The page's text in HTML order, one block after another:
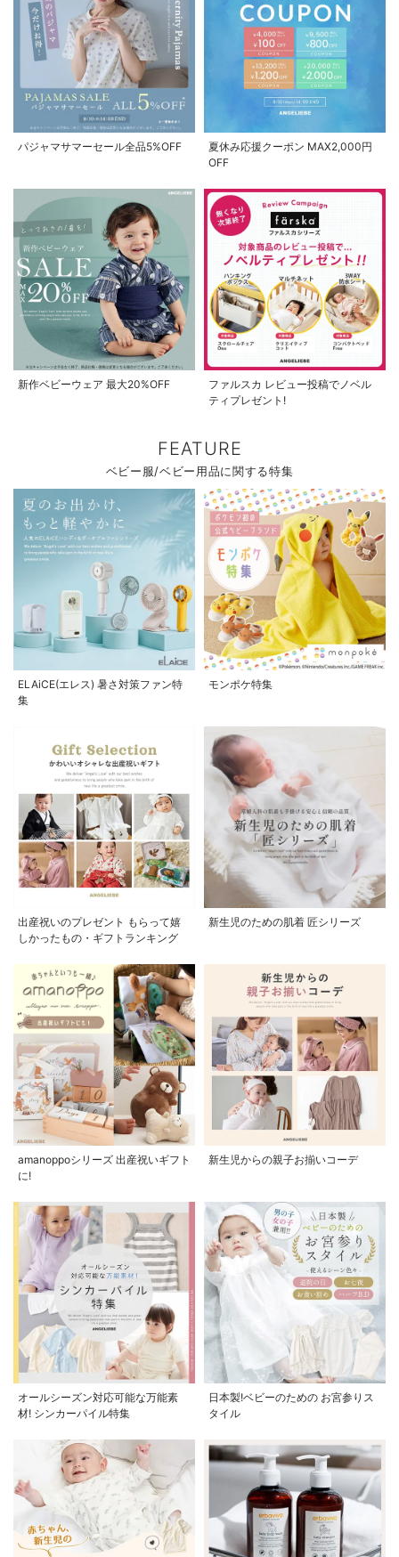
パジャマサマーセール全品5%OFF
夏休み応援クーポン MAX2,000円
OFF
新作ベビーウェア 最大20%OFF
ファルスカ レビュー投稿でノベル
ティプレゼント!
FEATURE
ベビー服/ベビー用品に関する特集
ELAiCE(エレス) 暑さ対策ファン特
集
モンポケ特集
出産祝いのプレゼント もらって嬉
しかったもの・ギフトランキング
新生児のための肌着 匠シリーズ
amanoppoシリーズ 出産祝いギフト
に!
新生児からの親子お揃いコーデ
オールシーズン対応可能な万能素
材! シンカーパイル特集
日本製!ベビーのための お宮参りス
タイル